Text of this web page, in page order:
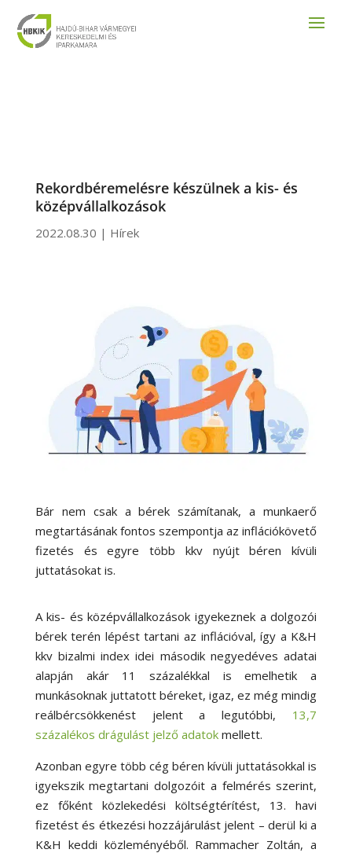
Rekordbéremelésre készülnek a kis- és
középvállalkozások
2022.08.30 | Hírek
Bár nem csak a bérek számítanak, a munkaerő
megtartásának fontos szempontja az inflációkövető
fizetés és egyre több kkv nyújt béren kívüli
juttatásokat is.
A kis- és középvállalkozások igyekeznek a dolgozói
bérek terén lépést tartani az inflációval, így a K&H
kkv bizalmi index idei második negyedéves adatai
alapján akár 11 százalékkal is emelhetik a
munkásoknak juttatott béreket, igaz, ez még mindig
reálbércsökkenést jelent a legutóbbi, 13,7
százalékos drágulást jelző adatokmellett.
Azonban egyre több cég béren kívüli juttatásokkal is
igyekszik megtartani dolgozóit a felmérés szerint,
ez főként közlekedési költségtérítést, 13. havi
fizetést és étkezési hozzájárulást jelent – derül ki a
K&H keddi közleményéből. Rammacher Zoltán, a